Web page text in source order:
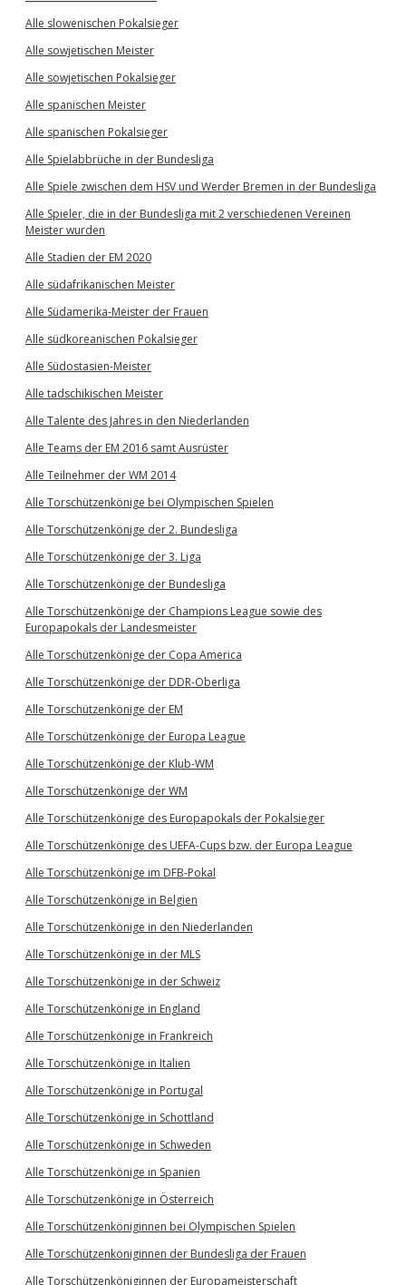
Alle slowenischen Pokalsieger
Alle sowjetischen Meister
Alle sowjetischen Pokalsieger
Alle spanischen Meister
Alle spanischen Pokalsieger
Alle Spielabbrüche in der Bundesliga
Alle Spiele zwischen dem HSV und Werder Bremen in der Bundesliga
Alle Spieler, die in der Bundesliga mit 2 verschiedenen Vereinen
Meister wurden
Alle Stadien der EM 2020
Alle südafrikanischen Meister
Alle Südamerika-Meister der Frauen
Alle südkoreanischen Pokalsieger
Alle Südostasien-Meister
Alle tadschikischen Meister
Alle Talente des Jahres in den Niederlanden
Alle Teams der EM 2016 samt Ausrüster
Alle Teilnehmer der WM 2014
Alle Torschützenkönige bei Olympischen Spielen
Alle Torschützenkönige der 2. Bundesliga
Alle Torschützenkönige der 3. Liga
Alle Torschützenkönige der Bundesliga
Alle Torschützenkönige der Champions League sowie des
Europapokals der Landesmeister
Alle Torschützenkönige der Copa America
Alle Torschützenkönige der DDR-Oberliga
Alle Torschützenkönige der EM
Alle Torschützenkönige der Europa League
Alle Torschützenkönige der Klub-WM
Alle Torschützenkönige der WM
Alle Torschützenkönige des Europapokals der Pokalsieger
Alle Torschützenkönige des UEFA-Cups bzw. der Europa League
Alle Torschützenkönige im DFB-Pokal
Alle Torschützenkönige in Belgien
Alle Torschützenkönige in den Niederlanden
Alle Torschützenkönige in der MLS
Alle Torschützenkönige in der Schweiz
Alle Torschützenkönige in England
Alle Torschützenkönige in Frankreich
Alle Torschützenkönige in Italien
Alle Torschützenkönige in Portugal
Alle Torschützenkönige in Schottland
Alle Torschützenkönige in Schweden
Alle Torschützenkönige in Spanien
Alle Torschützenkönige in Österreich
Alle Torschützenköniginnen bei Olympischen Spielen
Alle Torschützenköniginnen der Bundesliga der Frauen
Alle Torschützenköniginnen der Europameisterschaft